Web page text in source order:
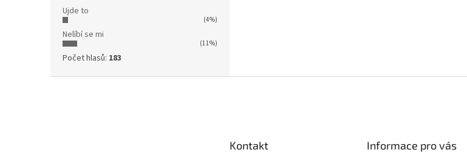
Ujde to
(4%)
Nelíbí se mi
(11%)
Počet hlasů: 183
Kontakt Informace pro vás